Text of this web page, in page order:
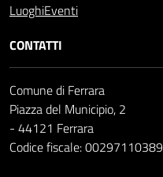
LuoghiEventi
CONTATTI
Comune di Ferrara
Piazza del Municipio, 2
- 44121 Ferrara
Codice fiscale: 00297110389